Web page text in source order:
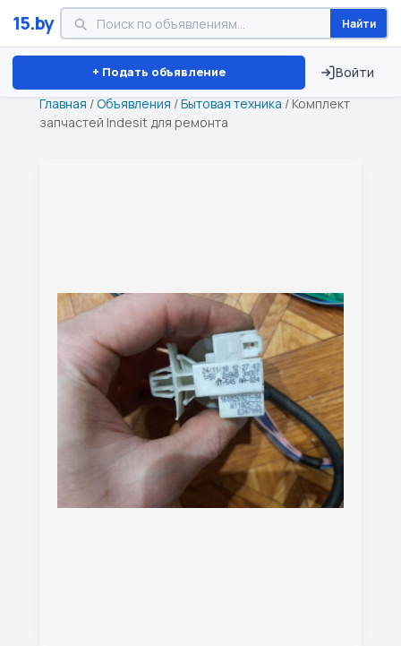
15.by Найти
+ Подать объявление Войти
Минск Витебск Брест ⏱ ТОЛЬКО 15 ДНЕЙ
Главная /Объявления /Бытовая техника / Комплект
запчастей Indesit для ремонта